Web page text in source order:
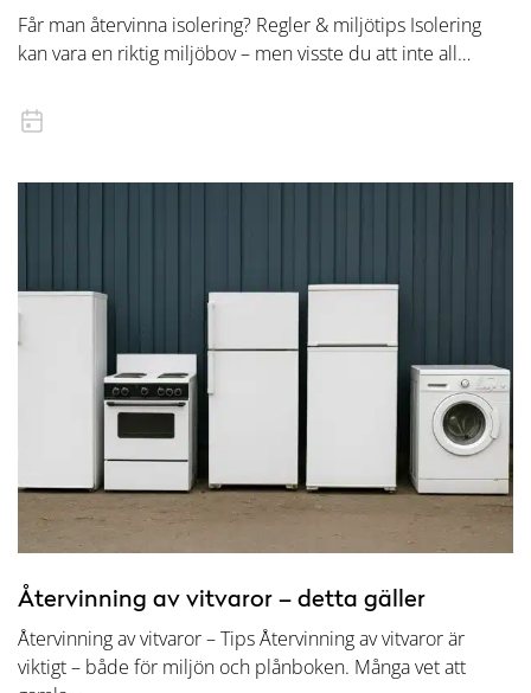
Får man återvinna isolering? Regler & miljötips Isolering
kan vara en riktig miljöbov – men visste du att inte all…
Återvinning av vitvaror – detta gäller
Återvinning av vitvaror – Tips Återvinning av vitvaror är
viktigt – både för miljön och plånboken. Många vet att